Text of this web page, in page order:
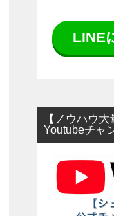
LINE
【ノウハウ
Youtubeチャ